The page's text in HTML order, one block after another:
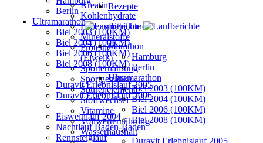
Berlin
Ultramarathon
Biel 2003 (100KM)
Biel 2004 (100KM)
Biel 2006 (100KM)
Biel 2008 (100KM)
Duravit Erlebnislauf 2005
Duravit Erlebnislauf 2006
Eisweinlauf 2004
Nachtlauf Baden-Baden
Rennsteiglauf
Kreatin
Kohlenhydrate
Lebensmittelkunde
Mineralstoffe
Proteine
(Eiweiß)
Sporternährung
Sportgetränke
Spurenelemente
Stoffwechsel
Vitamine
Vollwerternährung
Wasserhaushalt
Rezepte
Marathon
Hamburg
Berlin
Ultramarathon
Biel 2003 (100KM)
Biel 2004 (100KM)
Biel 2006 (100KM)
Biel 2008 (100KM)
Duravit Erlebnislauf 2005